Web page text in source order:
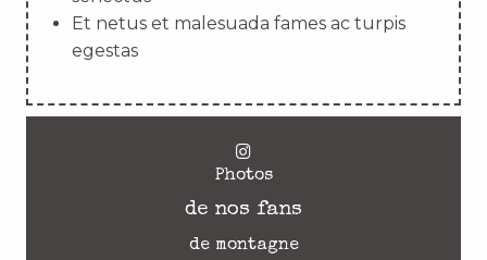
Et netus et malesuada fames ac turpis
egestas
Photos
de nos fans
de montagne